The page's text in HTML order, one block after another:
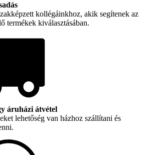
kollégáinkhoz, akik segítenek az
termékek kiválasztásában.
áruházi átvétel
lehetőség van házhoz szállítani és